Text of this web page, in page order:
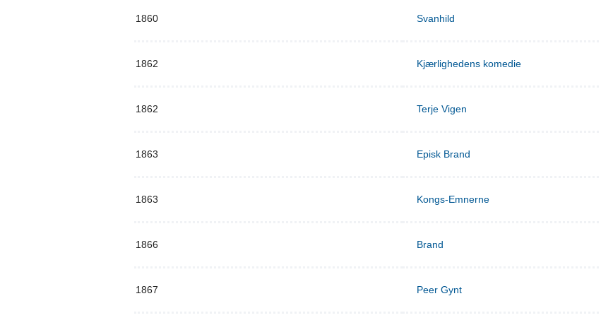
1860 Svanhild
1862 Kjærlighedens komedie
1862 Terje Vigen
1863 Episk Brand
1863 Kongs-Emnerne
1866 Brand
1867 Peer Gynt